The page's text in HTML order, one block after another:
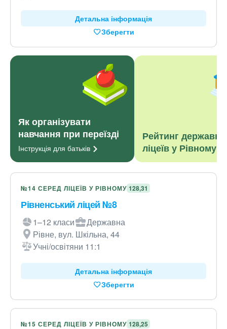
Детальна інформація
Зберегти
Як організувати
навчання при переїзді
Інструкція для батьків
Рейтинг
ліцеїв у Рівному
№14 СЕРЕД ЛІЦЕЇВ У РІВНОМУ 128,31
Рівненський ліцей №8
1–12 класи
Державна
Рівне, вул. Шкільна, 44
Учні/освітяни 11:1
Детальна інформація
Зберегти
№15 СЕРЕД ЛІЦЕЇВ У РІВНОМУ 128,25